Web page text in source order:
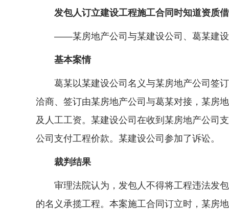
发包人订立建设工程施工合同时知道资质借
——某房地产公司与某建设公司、葛某建设
基本案情
葛某以某建设公司名义与某房地产公司签订
洽商、签订由某房地产公司与葛某对接，某房
及人工工资。某建设公司在收到某房地产公司
公司支付工程价款。某建设公司参加了诉讼。
裁判结果
审理法院认为，发包人不得将工程违法发包
的名义承揽工程。本案施工合同订立时，某房